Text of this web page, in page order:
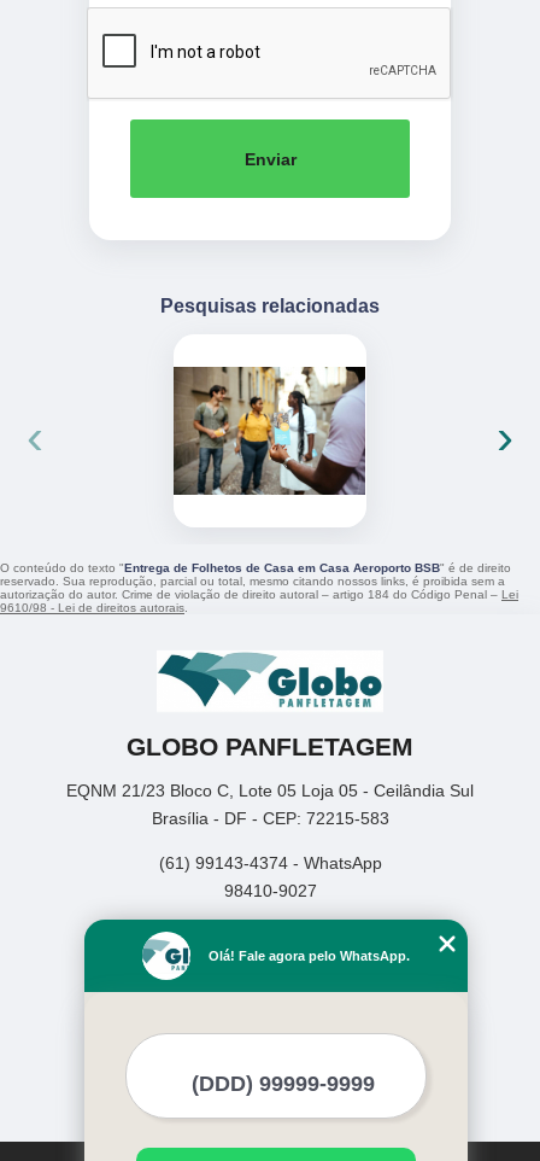
Enviar
Pesquisas relacionadas
‹ ›
O conteúdo do texto "Entrega de Folhetos de Casa em Casa Aeroporto BSB" é de direito
reservado. Sua reprodução, parcial ou total, mesmo citando nossos links, é proibida sem a
autorização do autor. Crime de violação de direito autoral – artigo 184 do Código Penal – Lei
9610/98 - Lei de direitos autorais
GLOBO PANFLETAGEM
EQNM 21/23 Bloco C, Lote 05 Loja 05 - Ceilândia Sul
Brasília - DF - CEP: 72215-583
(61) 99143-4374 - WhatsApp
98410-9027
Empresa
Missão
Mapa do site
Olá! Fale agora pelo WhatsApp.